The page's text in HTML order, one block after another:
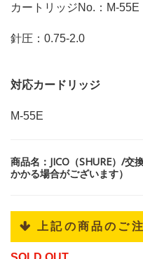
カートリッジNo.：M-55E
針圧：0.75-2.0
対応カードリッジ
M-55E
商品名：JICO（SHURE）/交
かかる場合がございます）
 上記の商品のご